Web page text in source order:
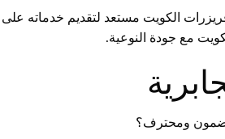
الكويت مستعد لتقديم خدماته على
مع جودة النوعية.
ومحترف؟